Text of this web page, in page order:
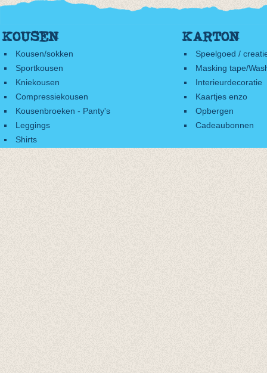
KOUSEN
Kousen/sokken
Sportkousen
Kniekousen
Compressiekousen
Kousenbroeken - Panty's
Leggings
Shirts
KARTON
Speelgoed /
Masking tape/
Interieurdecoratie
Kaartjes enzo
Opbergen
Cadeaubonnen